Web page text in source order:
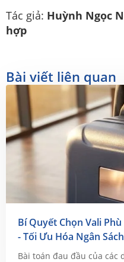
Tác giả: Huỳnh Ngọc
hợp
Bài viết liên quan
Bí Quyết Chọn Vali
- Tối Ưu Hóa Ngân
Bài toán đau đầu của các